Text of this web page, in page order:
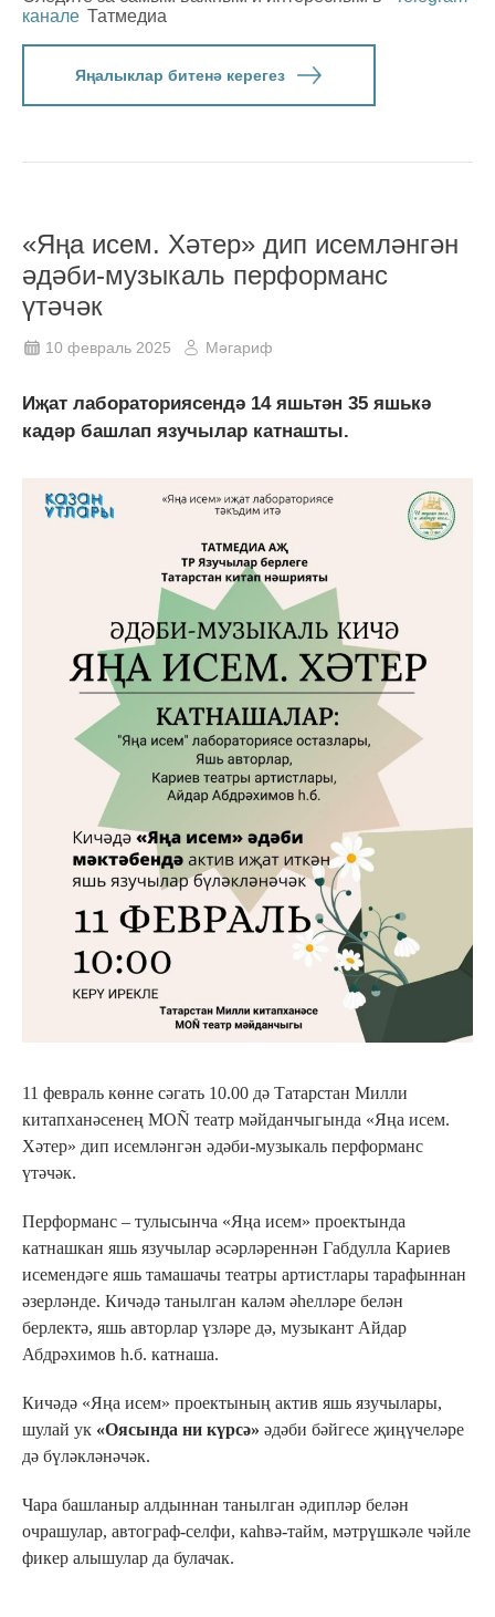
канале Татмедиа
Яңалыклар битенә керегез
«Яңа исем. Хәтер» дип исемләнгән
әдәби-музыкаль перформанс
үтәчәк
10 февраль 2025 Мәгариф
Иҗат лабораториясендә 14 яшьтән 35 яшькә
кадәр башлап язучылар катнашты.
11 февраль көнне сәгать 10.00 дә Татарстан Милли
китапханәсенең MOÑ театр мәйданчыгында «Яңа исем.
Хәтер» дип исемләнгән әдәби-музыкаль перформанс
үтәчәк.
Перформанс – тулысынча «Яңа исем» проектында
катнашкан яшь язучылар әсәрләреннән Габдулла Кариев
исемендәге яшь тамашачы театры артистлары тарафыннан
әзерләнде. Кичәдә танылган каләм әһелләре белән
берлектә, яшь авторлар үзләре дә, музыкант Айдар
Абдрәхимов һ.б. катнаша.
Кичәдә «Яңа исем» проектының актив яшь язучылары,
шулай ук «Оясында ни күрсә» әдәби бәйгесе җиңүчеләре
дә бүләкләнәчәк.
Чара башланыр алдыннан танылган әдипләр белән
очрашулар, автограф-селфи, каһвә-тайм, мәтрүшкәле чәйле
фикер алышулар да булачак.